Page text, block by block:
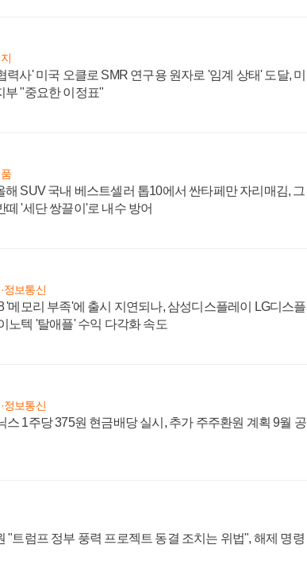
력사' 미국 오클로 SMR 연구용 원자로 '임계 상태' 도달, 미
부 "중요한 이정표"
해 SUV 국내 베스트셀러 톱10에서 싼타페만 자리매김, 그
떼 '세단 쌍끌이'로 내수 방어
정보통신
'메모리 부족'에 출시 지연되나, 삼성디스플레이 LG디스플
노텍 '탈애플' 수익 다각화 속도
정보통신
스 1주당 375원 현금배당 실시, 추가 주주환원 계획 9월 공
"트럼프 정부 풍력 프로젝트 동결 조치는 위법", 해제 명령